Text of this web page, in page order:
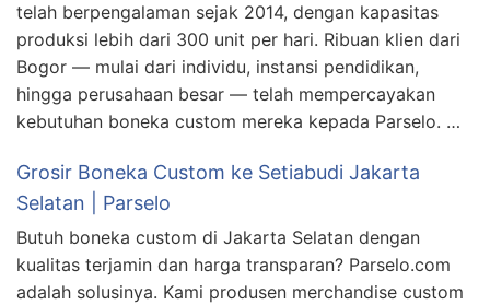
telah berpengalaman sejak 2014, dengan kapasitas
produksi lebih dari 300 unit per hari. Ribuan klien dari
Bogor — mulai dari individu, instansi pendidikan,
hingga perusahaan besar — telah mempercayakan
kebutuhan boneka custom mereka kepada Parselo. …
Grosir Boneka Custom ke Setiabudi Jakarta
Selatan | Parselo
Butuh boneka custom di Jakarta Selatan dengan
kualitas terjamin dan harga transparan? Parselo.com
adalah solusinya. Kami produsen merchandise custom